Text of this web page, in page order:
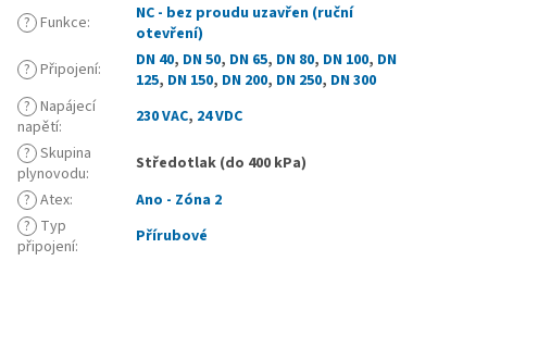
? Funkce:
NC - bez proudu uzavřen (ruční
otevření)
? Připojení: DN 40, DN 50, DN 65, DN 80, DN 100, DN
125, DN 150, DN 200, DN 250, DN 300
? Napájecí
napětí: 230 VAC, 24 VDC
? Skupina
plynovodu:
Středotlak (do 400 kPa)
? Atex:
Ano - Zóna 2
? Typ
připojení: Přírubové